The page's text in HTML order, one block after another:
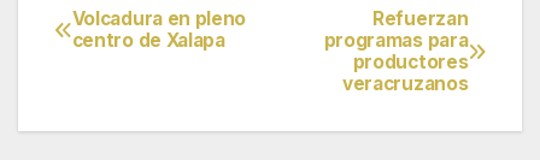
Navegación
entradas
Refuerzan
programas para
productores
veracruzanos
Volcadura en pleno
centro de Xalapa